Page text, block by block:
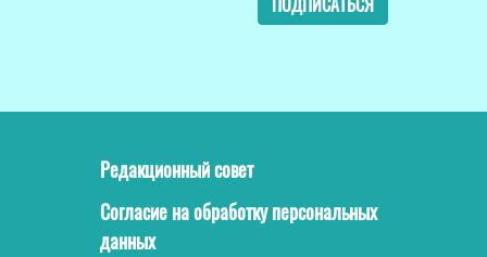
Редакционный совет
Согласие на обработку персональных
данных